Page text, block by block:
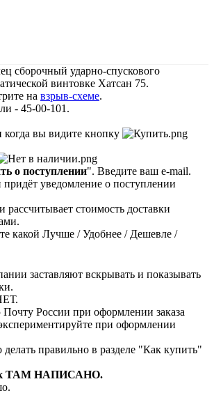
сборочный ударно-спускового
винтовке Хатсан 75.
на взрыв-схеме.
- 45-00-101.
когда вы видите кнопку
о поступлении". Введите ваш e-mail.
уведомление о поступлении
рассчитывает стоимость доставки
какой Лучше / Удобнее / Дешевле /
заставляют вскрывать и показывать
России при оформлении заказа
при оформлении
делать правильно в разделе "Как купить"
ТАМ НАПИСАНО.